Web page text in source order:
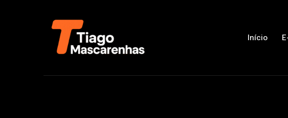
Início